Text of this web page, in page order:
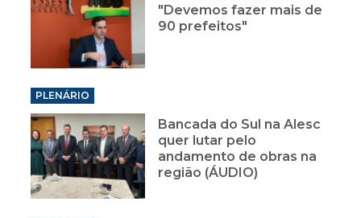
"Devemos fazer mais de
90 prefeitos"
PLENÁRIO
Bancada do Sul na Alesc
quer lutar pelo
andamento de obras na
região (ÁUDIO)